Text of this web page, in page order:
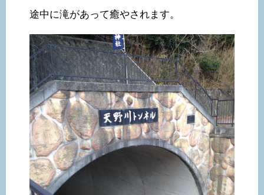
途中に滝があって癒やされます。